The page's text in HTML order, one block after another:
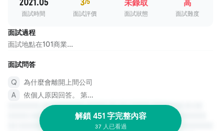
2021.05
面試時間
3
面試評價
未錄取
面試狀態
高
面試難度
面試過程
面試地點在101商業...
面試問答
為什麼會離開上間公司
依個人原因回答。 第...
解鎖 451 字完整內容
37 人已看過